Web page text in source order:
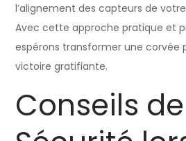
l’alignement des capteurs de
Avec cette approche pratique et
espérons transformer une corvée
victoire gratifiante.
Conseils de